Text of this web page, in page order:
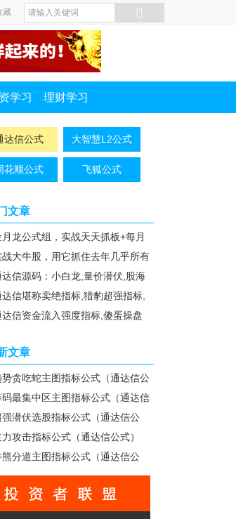
藏
学习 理财学习
达信公式 大智慧L2公式
花顺公式 飞狐公式
文章
月龙公式组，实战天天抓板+每月
连板妖股 组合强势升级版指..
战大牛股，用它抓住去年几乎所有
幅超300%以上大牛股(通达..
达信源码：小白龙,量价潜伏,股海
达信堪称卖绝指标,猎豹超强指标,
斗口战法主图指标
达信资金流入强度指标,傻蛋操盘
文章
势贪吃蛇主图指标公式（通达信公
）
码最集中区主图指标公式（通达信
式）
强潜伏选股指标公式（通达信公
力攻击指标公式（通达信公式）
熊分道主图指标公式（通达信公
）